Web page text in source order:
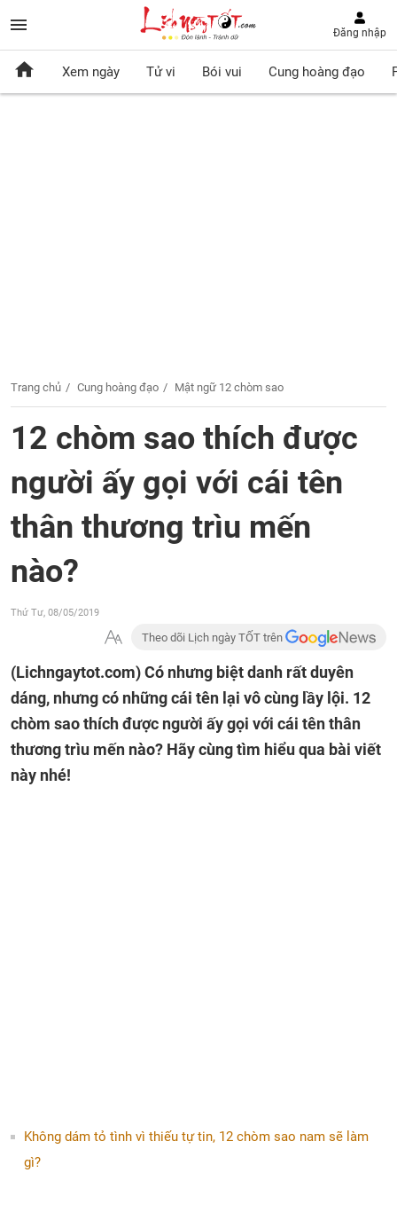
Đăng nhập
Xem ngày Tử vi Bói vui Cung hoàng đạo
Trang chủ Cung hoàng đạo Mật ngữ 12 chòm sao
12 chòm sao thích được
người ấy gọi với cái tên
thân thương trìu mến
nào?
Thứ Tư, 08/05/2019
Theo dõi Lịch ngày TỐT trên
(Lichngaytot.com)Có nhưng biệt danh rất duyên
dáng, nhưng có những cái tên lại vô cùng lầy lội. 12
chòm sao thích được người ấy gọi với cái tên thân
thương trìu mến nào? Hãy cùng tìm hiểu qua bài viết
này nhé!
Không dám tỏ tình vì thiếu tự tin, 12 chòm sao nam sẽ làm
gì?